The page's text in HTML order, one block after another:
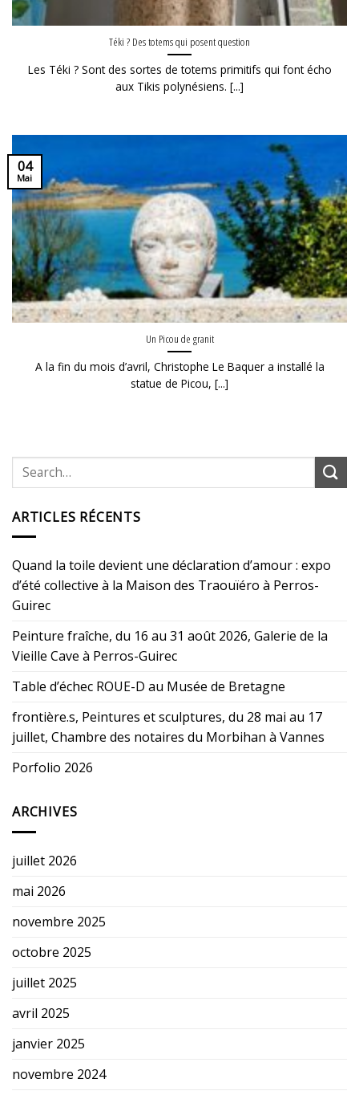
Téki ? Des totems qui posent question
Les Téki ? Sont des sortes de totems primitifs qui font écho
aux Tikis polynésiens. [...]
Un Picou de granit
A la fin du mois d’avril, Christophe Le Baquer a installé la
statue de Picou, [...]
04
Mai
ARTICLES RÉCENTS
Quand la toile devient une déclaration d’amour : expo
d’été collective à la Maison des Traouïéro à Perros-
Guirec
Peinture fraîche, du 16 au 31 août 2026, Galerie de la
Vieille Cave à Perros-Guirec
Table d’échec ROUE-D au Musée de Bretagne
frontière.s, Peintures et sculptures, du 28 mai au 17
juillet, Chambre des notaires du Morbihan à Vannes
Porfolio 2026
ARCHIVES
juillet 2026
mai 2026
novembre 2025
octobre 2025
juillet 2025
avril 2025
janvier 2025
novembre 2024